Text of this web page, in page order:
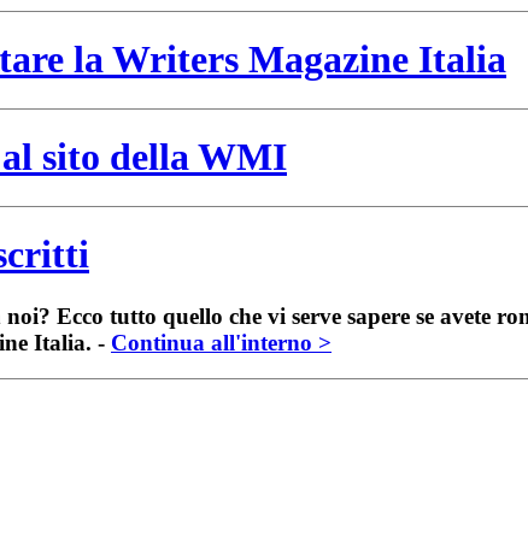
la Writers Magazine Italia
sito della WMI
Ecco tutto quello che vi serve sapere se avete
Italia. - Continua all'interno >